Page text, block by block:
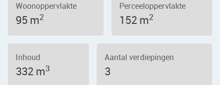
Woonoppervlakte
95 m2
Perceeloppervlakte
152 m2
Inhoud
332 m3
Aantal verdiepingen
3